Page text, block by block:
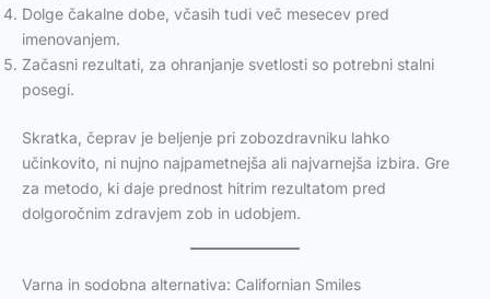
Dolge čakalne dobe, včasih tudi več mesecev pred
imenovanjem.
Začasni rezultati, za ohranjanje svetlosti so potrebni stalni
posegi.
Skratka, čeprav je beljenje pri zobozdravniku lahko
učinkovito, ni nujno najpametnejša ali najvarnejša izbira. Gre
za metodo, ki daje prednost hitrim rezultatom pred
dolgoročnim zdravjem zob in udobjem.
Varna in sodobna alternativa: Californian Smiles